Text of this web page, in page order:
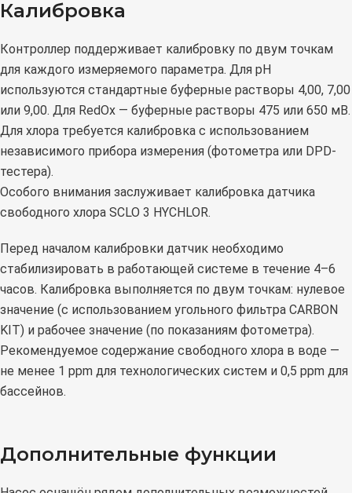
Калибровка
Контроллер поддерживает калибровку по двум точкам
для каждого измеряемого параметра. Для pH
используются стандартные буферные растворы 4,00, 7,00
или 9,00. Для RedOx — буферные растворы 475 или 650 мВ.
Для хлора требуется калибровка с использованием
независимого прибора измерения (фотометра или DPD-
тестера).
Особого внимания заслуживает калибровка датчика
свободного хлора SCLO 3 HYCHLOR.
Перед началом калибровки датчик необходимо
стабилизировать в работающей системе в течение 4–6
часов. Калибровка выполняется по двум точкам: нулевое
значение (с использованием угольного фильтра CARBON
KIT) и рабочее значение (по показаниям фотометра).
Рекомендуемое содержание свободного хлора в воде —
не менее 1 ppm для технологических систем и 0,5 ppm для
бассейнов.
Дополнительные функции